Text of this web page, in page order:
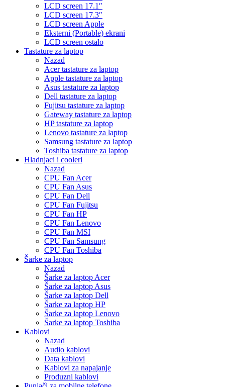
LCD screen 17.1″
LCD screen 17.3″
LCD screen Apple
Eksterni (Portable) ekrani
LCD screen ostalo
Tastature za laptop
Nazad
Acer tastature za laptop
Apple tastature za laptop
Asus tastature za laptop
Dell tastature za laptop
Fujitsu tastature za laptop
Gateway tastature za laptop
HP tastature za laptop
Lenovo tastature za laptop
Samsung tastature za laptop
Toshiba tastature za laptop
Hladnjaci i cooleri
Nazad
CPU Fan Acer
CPU Fan Asus
CPU Fan Dell
CPU Fan Fujitsu
CPU Fan HP
CPU Fan Lenovo
CPU Fan MSI
CPU Fan Samsung
CPU Fan Toshiba
Šarke za laptop
Nazad
Šarke za laptop Acer
Šarke za laptop Asus
Šarke za laptop Dell
Šarke za laptop HP
Šarke za laptop Lenovo
Šarke za laptop Toshiba
Kablovi
Nazad
Audio kablovi
Data kablovi
Kablovi za napajanje
Produzni kablovi